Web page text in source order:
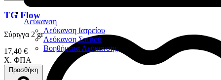
Λεύκανση
Λεύκανση Ιατρείου
Λεύκανση Σπιτιού
Βοηθήματα Λεύκανσης
TG Flow
Σύριγγα 2 gr
17,40 €
Χ. ΦΠΑ
Προσθήκη